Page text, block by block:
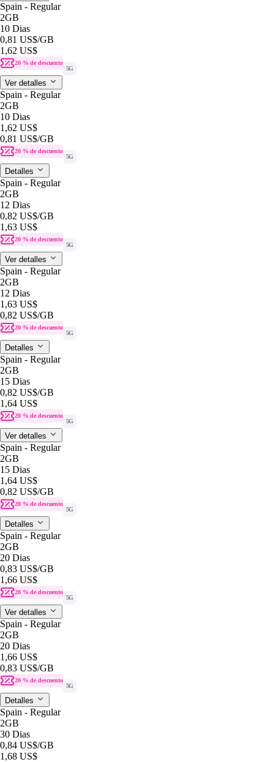
Spain - Regular
2GB
10 Dias
0,81 US$/GB
1,62 US$
20 % de descuento
5G
Ver detalles
Spain - Regular
2GB
10 Dias
1,62 US$
0,81 US$/GB
20 % de descuento
5G
Detalles
Spain - Regular
2GB
12 Dias
0,82 US$/GB
1,63 US$
20 % de descuento
5G
Ver detalles
Spain - Regular
2GB
12 Dias
1,63 US$
0,82 US$/GB
20 % de descuento
5G
Detalles
Spain - Regular
2GB
15 Dias
0,82 US$/GB
1,64 US$
20 % de descuento
5G
Ver detalles
Spain - Regular
2GB
15 Dias
1,64 US$
0,82 US$/GB
20 % de descuento
5G
Detalles
Spain - Regular
2GB
20 Dias
0,83 US$/GB
1,66 US$
20 % de descuento
5G
Ver detalles
Spain - Regular
2GB
20 Dias
1,66 US$
0,83 US$/GB
20 % de descuento
5G
Detalles
Spain - Regular
2GB
30 Dias
0,84 US$/GB
1,68 US$